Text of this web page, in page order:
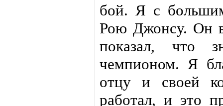
бой. Я с
Рою Джонсу. Он
показал, что
чемпионом. Я
отцу и своей
работал, и это